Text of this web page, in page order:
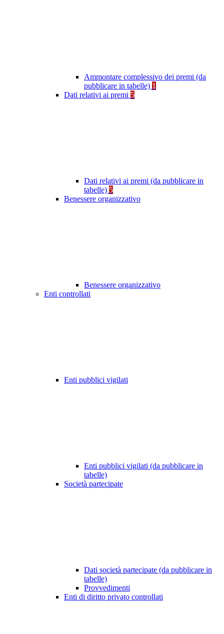
Ammontare complessivo dei premi (da
pubblicare in tabelle) 1
Dati relativi ai premi 5
Dati relativi ai premi (da pubblicare in
tabelle) 5
Benessere organizzativo
Benessere organizzativo
Enti controllati
Enti pubblici vigilati
Enti pubblici vigilati (da pubblicare in
tabelle)
Società partecipate
Dati società partecipate (da pubblicare in
tabelle)
Provvedimenti
Enti di diritto privato controllati